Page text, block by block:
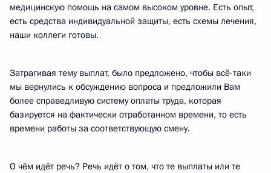
медицинскую помощь на самом высоком уровне. Есть опыт,
есть средства индивидуальной защиты, есть схемы лечения,
наши коллеги готовы.
Затрагивая тему выплат, было предложено, чтобы всё-таки
мы вернулись к обсуждению вопроса и предложили Вам
более справедливую систему оплаты труда, которая
базируется на фактически отработанном времени, то есть
времени работы за соответствующую смену.
О чём идёт речь? Речь идёт о том, что те выплаты или те